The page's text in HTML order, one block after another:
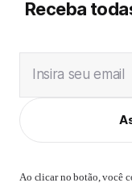
Receba
Insira seu email
Ao clicar no botão, você